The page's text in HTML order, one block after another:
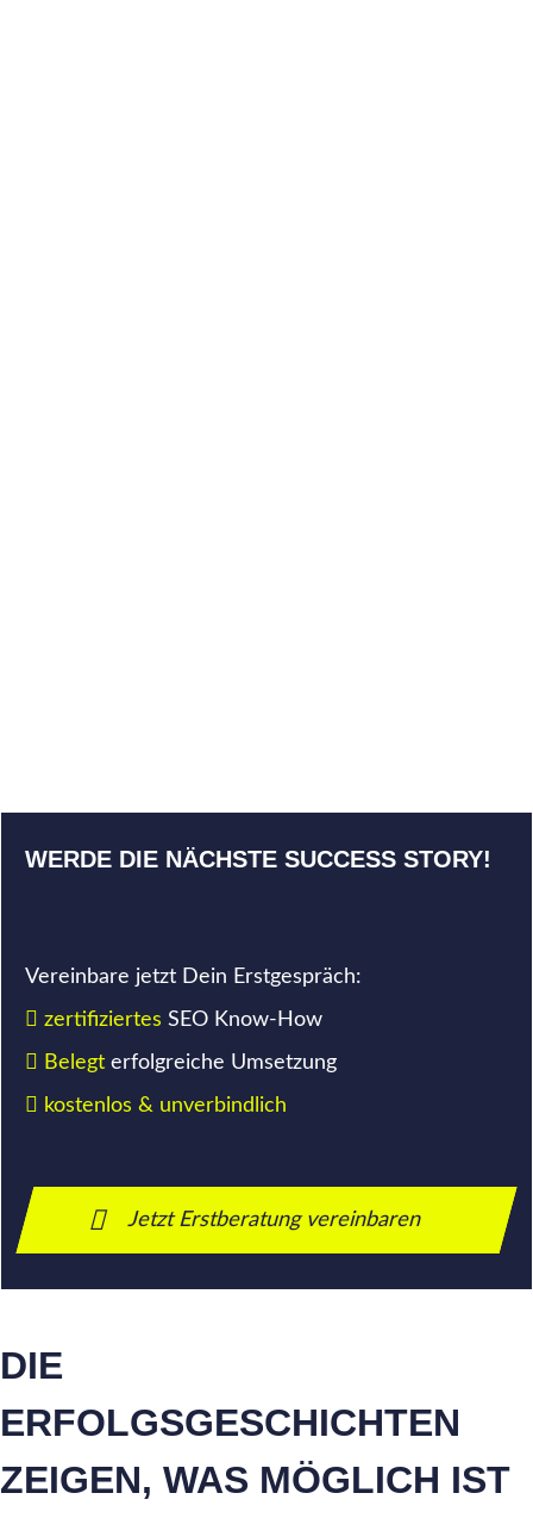
WERDE DIE NÄCHSTE SUCCESS STORY!
Vereinbare jetzt Dein Erstgespräch:
zertifiziertes SEO Know-How
Belegt erfolgreiche Umsetzung
kostenlos & unverbindlich
Jetzt Erstberatung vereinbaren
DIE
ERFOLGSGESCHICHTEN
ZEIGEN, WAS MÖGLICH IST